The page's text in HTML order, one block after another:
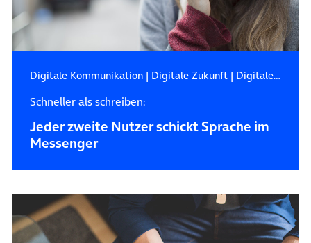
Digitale Kommunikation| Digitale Zukunft| Digitales Leben
Schneller als schreiben:
Jeder zweite Nutzer schickt Sprache im
Messenger